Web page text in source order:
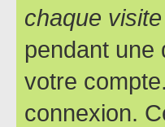
chaque visite
pendant une
votre
connexion.